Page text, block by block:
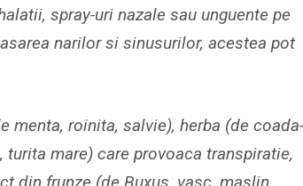
spray-uri nazale sau unguente pe
narilor si sinusurilor, acestea pot
menta, roinita, salvie), herba (de coada-
mare) care provoaca transpiratie,